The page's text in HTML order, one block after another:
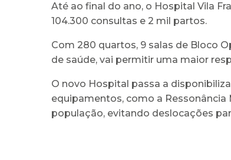
Até ao final do ano, o Hospital Vila
104.300 consultas e 2 mil partos.
Com 280 quartos, 9 salas de Bloco
de saúde, vai permitir uma maior
O novo Hospital passa a
equipamentos, como a
população, evitando deslocações